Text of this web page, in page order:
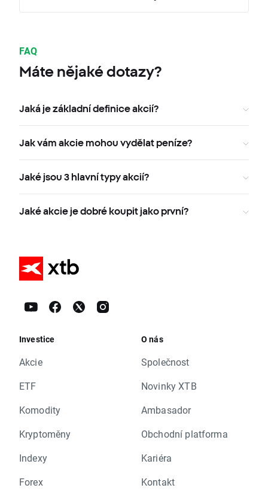
FAQ
Máte nějaké dotazy?
Jaká je základní definice akcií?
Jak vám akcie mohou vydělat peníze?
Jaké jsou 3 hlavní typy akcií?
Jaké akcie je dobré koupit jako první?
Investice
Akcie
ETF
Komodity
Kryptoměny
Indexy
Forex
O nás
Společnost
Novinky XTB
Ambasador
Obchodní platforma
Kariéra
Kontakt